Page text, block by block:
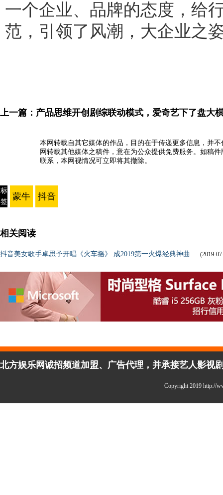
一个企业、品牌的态度，给
范，引领了风潮，大企业之
上一篇： 产品思维开创剧综联动模式，爱奇艺下了盘大
本网转载自其它媒体的作品，目的在于传递更多信息，并
网转载其他媒体之稿件，意在为公众提供免费服务。如稿
联系，本网视情况可立即将其撤除。
标
签
蒙牛 抖音
相关阅读
抖音美女歌手卓思予开唱《火车摇》 成2019第一火爆经典神曲 (2019-
北方娱乐网诚招频道加盟、广告代理，并承接艺人影视
Copyright 2019 http://